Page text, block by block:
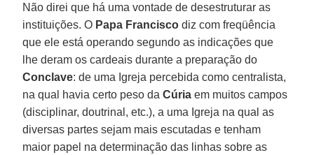
Não direi que há uma vontade de desestruturar as
instituições. O Papa Francisco diz com freqüência
que ele está operando segundo as indicações que
lhe deram os cardeais durante a preparação do
Conclave: de uma Igreja percebida como centralista,
na qual havia certo peso daCúria em muitos campos
(disciplinar, doutrinal, etc.), a uma Igreja na qual as
diversas partes sejam mais escutadas e tenham
maior papel na determinação das linhas sobre as